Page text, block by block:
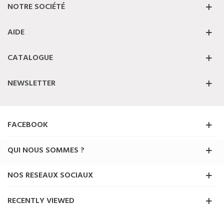
NOTRE SOCIÉTÉ
AIDE
CATALOGUE
NEWSLETTER
FACEBOOK
QUI NOUS SOMMES ?
NOS RESEAUX SOCIAUX
RECENTLY VIEWED